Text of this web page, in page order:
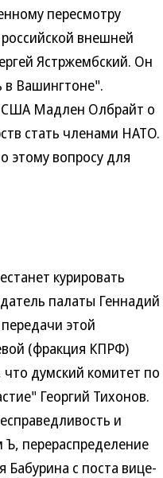
пересмотру
внешней
Ястржембский. Он
Вашингтоне".
США Мадлен Олбрайт о
стать членами НАТО.
этому вопросу для
курировать
палаты Геннадий
этой
(фракция КПРФ)
думский комитет по
Георгий Тихонов.
и
перераспределение
с поста вице-